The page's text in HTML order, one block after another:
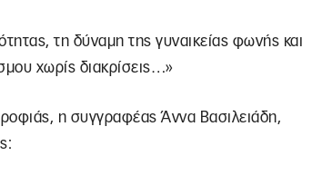
τη δύναμη της γυναικείας φωνής και
χωρίς διακρίσεις…»
η συγγραφέας Άννα Βασιλειάδη,